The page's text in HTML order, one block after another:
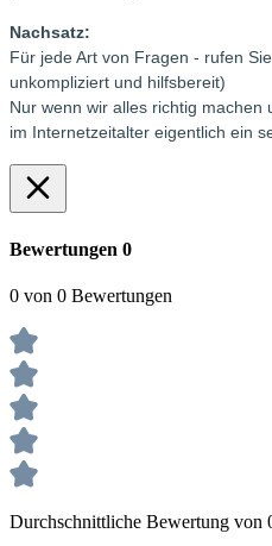
Nachsatz:
Für jede Art von Fragen - rufen
unkompliziert und hilfsbereit)
Nur wenn wir alles richtig
im Internetzeitalter eigentlich ein
Bewertungen 0
0 von 0 Bewertungen
Durchschnittliche Bewertung von